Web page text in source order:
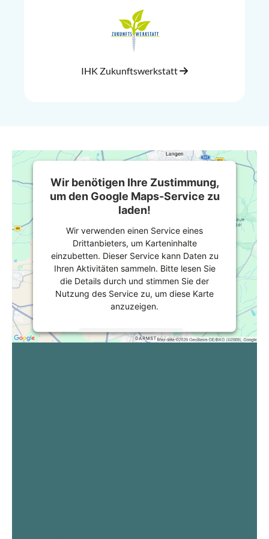
IHK Zukunftswerkstatt
Wir benötigen Ihre Zustimmung,
um den Google Maps-Service zu
laden!
Wir verwenden einen Service eines
Drittanbieters, um Karteninhalte
einzubetten. Dieser Service kann Daten zu
Ihren Aktivitäten sammeln. Bitte lesen Sie
die Details durch und stimmen Sie der
Nutzung des Service zu, um diese Karte
anzuzeigen.
Mehr Informationen